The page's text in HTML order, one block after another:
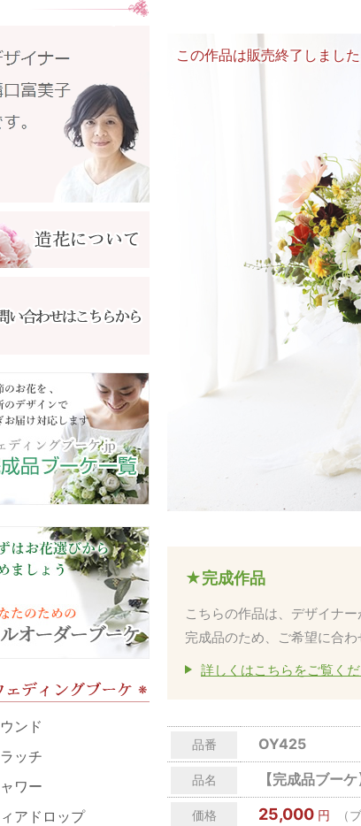
この作品は販売終了しました
★完成作品
こちらの作品は、デザイナ
完成品のため、ご希望に合
詳しくはこちらをご覧く
品番 OY425
品名 【完成品ブー
価格 25,000 円 （
ンド
ッチ
ワー
アドロップ